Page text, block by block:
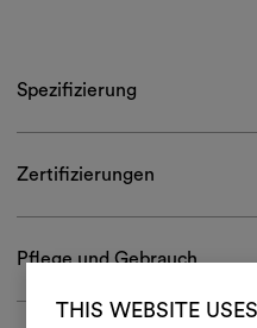
THIS WEBSITE
Spezifizierung
Zertifizierungen
Pflege und Gebrauch